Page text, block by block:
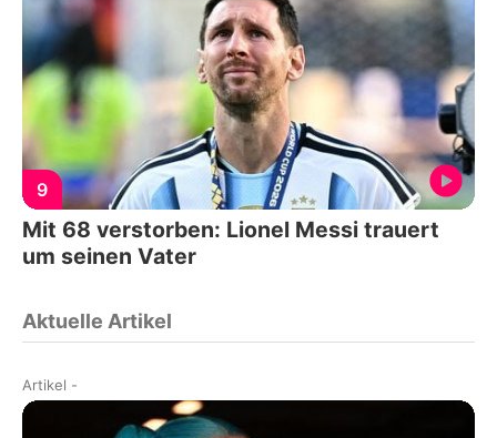
9
Mit 68 verstorben: Lionel Messi trauert
um seinen Vater
Aktuelle Artikel
Artikel -